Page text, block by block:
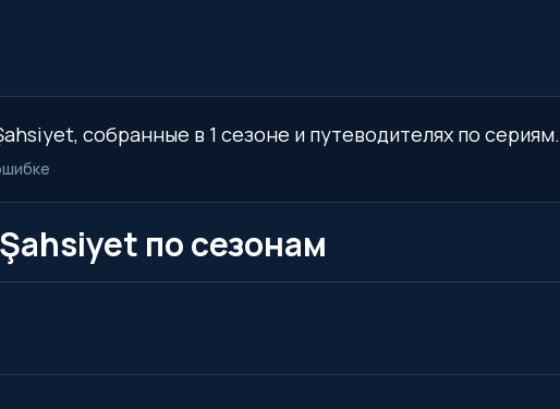
собранные в 1 сезоне и путеводителях по сериям.
по сезонам